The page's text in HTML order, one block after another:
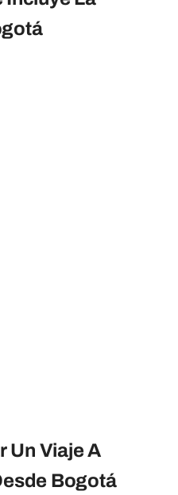
Un Viaje A
Bogotá